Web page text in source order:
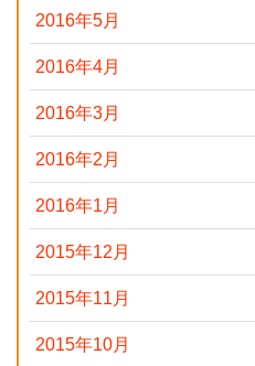
2016年5月
2016年4月
2016年3月
2016年2月
2016年1月
2015年12月
2015年11月
2015年10月